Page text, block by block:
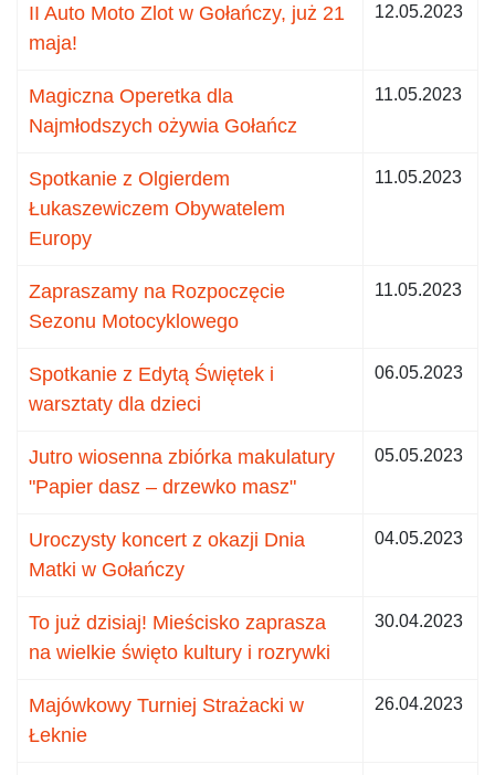
II Auto Moto Zlot w Gołańczy, już 21
maja!
12.05.2023
Magiczna Operetka dla
Najmłodszych ożywia Gołańcz
11.05.2023
Spotkanie z Olgierdem
Łukaszewiczem Obywatelem
Europy
11.05.2023
Zapraszamy na Rozpoczęcie
Sezonu Motocyklowego
11.05.2023
Spotkanie z Edytą Świętek i
warsztaty dla dzieci
06.05.2023
Jutro wiosenna zbiórka makulatury
"Papier dasz – drzewko masz"
05.05.2023
Uroczysty koncert z okazji Dnia
Matki w Gołańczy
04.05.2023
To już dzisiaj! Mieścisko zaprasza
na wielkie święto kultury i rozrywki
30.04.2023
Majówkowy Turniej Strażacki w
Łeknie
26.04.2023